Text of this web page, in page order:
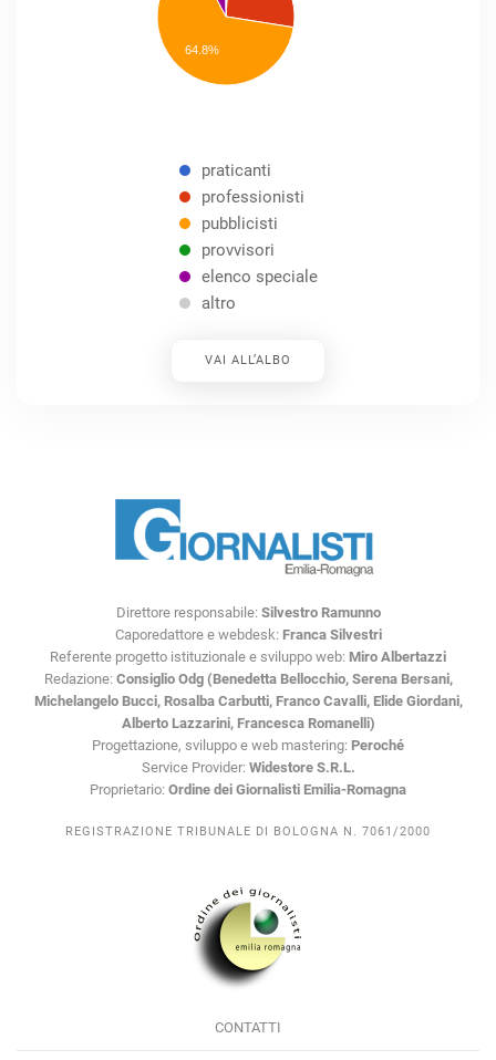
64.8%
praticanti
professionisti
pubblicisti
provvisori
elenco speciale
altro
VAI ALL’ALBO
Direttore responsabile: Silvestro Ramunno
Caporedattore e webdesk: Franca Silvestri
Referente progetto istituzionale e sviluppo web: Miro Albertazzi
Redazione: Consiglio Odg (Benedetta Bellocchio, Serena Bersani,
Michelangelo Bucci, Rosalba Carbutti, Franco Cavalli, Elide Giordani,
Alberto Lazzarini, Francesca Romanelli)
Progettazione, sviluppo e web mastering: Peroché
Service Provider: Widestore S.R.L.
Proprietario: Ordine dei Giornalisti Emilia-Romagna
REGISTRAZIONE TRIBUNALE DI BOLOGNA N. 7061/2000
CONTATTI